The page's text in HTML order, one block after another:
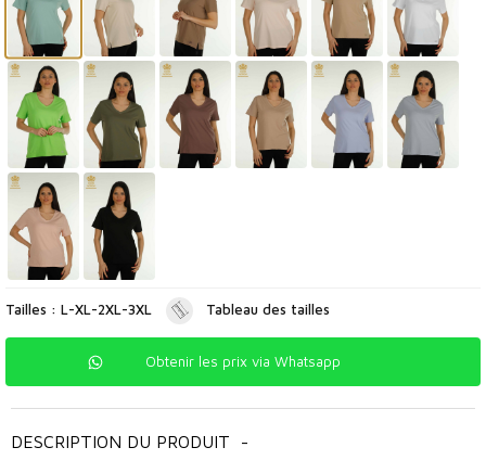
Tailles : L-XL-2XL-3XL Tableau des tailles
Obtenir les prix via Whatsapp
DESCRIPTION DU PRODUIT -